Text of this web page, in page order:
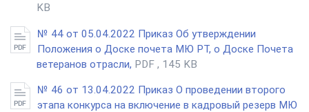
KB
№ 44 от 05.04.2022 Приказ Об утверждении
Положения о Доске почета МЮ РТ, о Доске Почета
ветеранов отрасли, PDF , 145 KB
№ 46 от 13.04.2022 Приказ О проведении второго
этапа конкурса на включение в кадровый резерв МЮ